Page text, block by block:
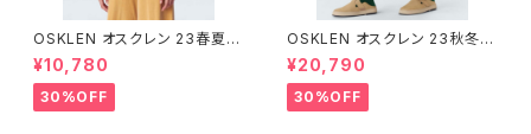
OSKLEN オスクレン 23春夏 ト
ップス 1027-67292
¥10,780
30%OFF
OSKLEN オスクレン 23秋冬
ボトムス 1041-66127
¥20,790
30%OFF